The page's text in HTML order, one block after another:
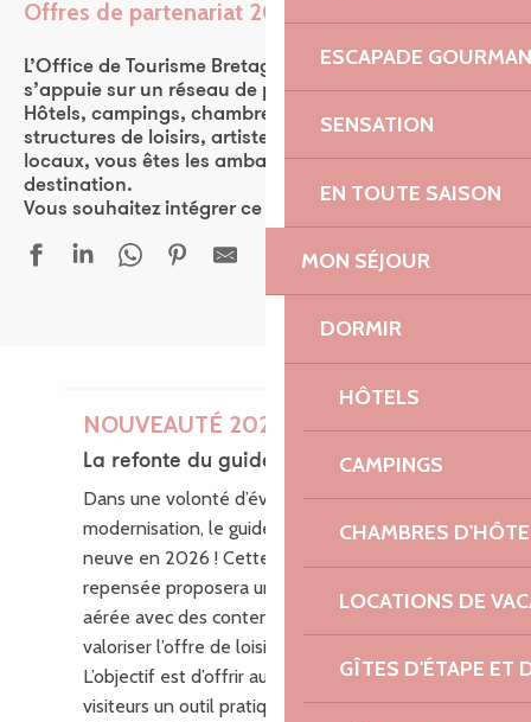
ESCAPADE
SENSATION
EN TOUTE SAISON
MON SÉJOUR
DORMIR
HÔTELS
CAMPINGS
CHAMBRES
LOCATIONS DE
GÎTES D'ÉTAPE ET
Offres de partenariat 2026
Ajouter aux
L’Office de Tourisme Bretagne Côte de Granit Rose
s’appuie sur un réseau de plus de 570 partenaires.
Hôtels, campings, chambres d’hôtes, restaurants,
structures de loisirs, artistes, ou encore producteurs
locaux, vous êtes les ambassadeurs de la
destination.
Vous souhaitez intégrer ce réseau ? Rejoignez-nous !
NOUVEAUTÉ 2026
La refonte du guide des loisirs
Dans une volonté d’évolution et de
modernisation, le guide des Loisirs fait peau
neuve en 2026 ! Cette nouvelle édition
repensée proposera une mise en page plus
aérée avec des contenus enrichis pour
valoriser l’offre de loisirs du territoire.
L’objectif est d’offrir aux habitants et aux
visiteurs un outil pratique, inspirant, en